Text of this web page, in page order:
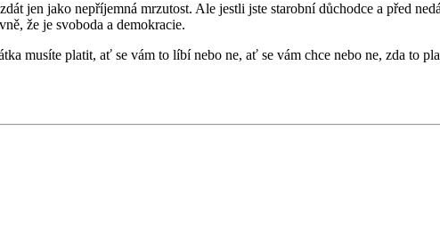
jen jako nepříjemná mrzutost. Ale jestli jste starobní důchodce a před
že je svoboda a demokracie.
musíte platit, ať se vám to líbí nebo ne, ať se vám chce nebo ne, zda to